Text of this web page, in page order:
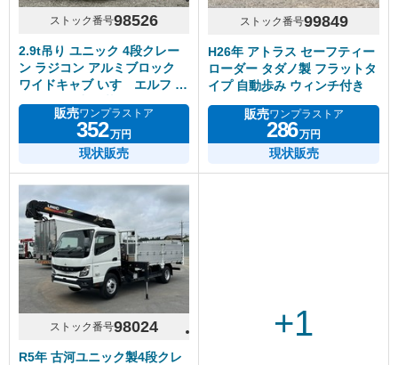
ストック番号98526
2.9t吊り ユニック 4段クレー
ン ラジコン アルミブロック
ワイドキャブ いすゞエルフ マ
ニュアル6速 積載2.5トン
販売ワンプラストア
352万円
現状販売
ストック番号99849
H26年 アトラス セーフティー
ローダー タダノ製 フラットタ
イプ 自動歩み ウィンチ付き
販売ワンプラストア
286万円
現状販売
ストック番号98024
R5年 古河ユニック製4段クレ
+1